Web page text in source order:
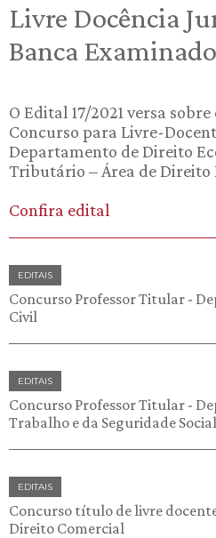
Livre Docência
Banca
O Edital 17/2021 versa
Concurso para Livre-
Departamento de Direito
Tributário – Área de Direito
Confira edital
EDITAIS
Concurso Professor Titular -
Civil
EDITAIS
Concurso Professor Titular -
Trabalho e da Seguridade Social
EDITAIS
Concurso título de livre
Direito Comercial